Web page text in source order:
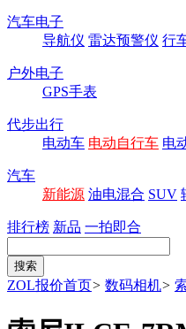
汽车电子
导航仪 雷达预警仪 行
户外电子
GPS手表
代步出行
电动车 电动自行车 电
汽车
新能源 油电混合 SUV
排行榜 新品 一拍即合
ZOL报价首页> 数码相机>